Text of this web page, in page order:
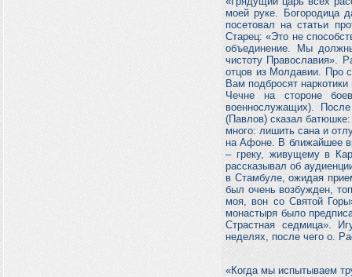
моей руке. Богородица
посетовал на статьи
Старец: «Это не
объединение. Мы
чистоту Православия».
отцов из Молдавии. Про
Вам подбросят
Чечне на стороне
военнослужащих).
(Павлов) сказал
много: лишить сана и
на Афоне. В ближайшее
– греку, живущему в
рассказывал об
в Стамбуле, ожидая
был очень возбужден,
моя, вон со Святой
монастыря было
Страстная седмица».
неделях, после чего о.
«Когда мы испытываем